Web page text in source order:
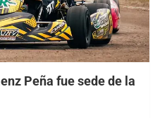
Peña fue sede de la